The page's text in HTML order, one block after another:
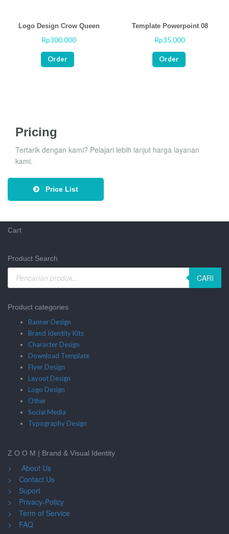
Logo Design Crow Queen
Rp300.000
Order
Template Powerpoint 08
Rp35.000
Order
Pricing
Tertarik dengan kami? Pelajari lebih lanjut harga layanan
kami.
Price List
Cart
Product Search
CARI
Product categories
Banner Design
Brand Identity Kits
Character Design
Download Template
Flyer Design
Layout Design
Logo Design
Other
Social Media
Typography Design
Z O O M | Brand & Visual Identity
> About Us
> Contact Us
> Suport
> Privacy-Policy
> Term of Service
> FAQ